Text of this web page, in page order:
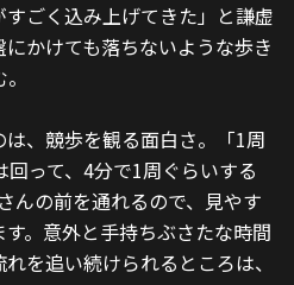
ごく込み上げてきた」と謙虚
かけても落ちないような歩き
、競歩を観る面白さ。「1周
って、4分で1周ぐらいする
んの前を通れるので、見やす
。意外と手持ちぶさたな時間
を追い続けられるところは、